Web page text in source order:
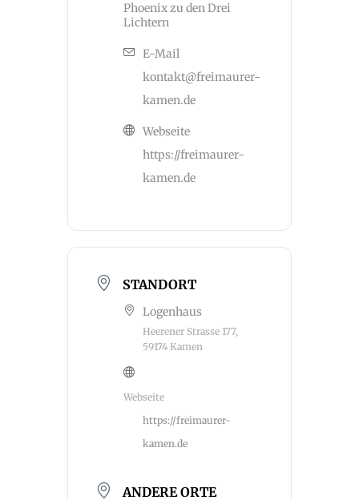
Phoenix zu den Drei
Lichtern
E-Mail
kontakt@freimaurer-
kamen.de
Webseite
https://freimaurer-
kamen.de
STANDORT
Logenhaus
Heerener Strasse 177,
59174 Kamen
Webseite
https://freimaurer-
kamen.de
ANDERE ORTE